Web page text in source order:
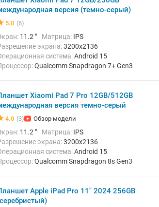
версия (темно-серый)
5.0 (6)
Экран: 11.2 " Матрица: IPS
Разрешение экрана:3200x2136
Операционная система:Android 15
Процессор:Qualcomm Snapdragon 7+ Gen3
Беспроводная связь:Bluetooth, Wi-Fi Вес:500 г
Xiaomi Pad 7 Pro 12GB/512GB
версия темно-серый
4.0 (3) Обзор модели
Экран: 11.2 " Матрица: IPS
Разрешение экрана:3200x2136
Операционная система:Android 15
Процессор:Qualcomm Snapdragon 8s Gen3
Беспроводная связь: Bluetooth, Wi-Fi Вес:500 г
Apple iPad Pro 11" 2024 256GB